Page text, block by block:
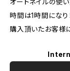
オートネイルの使
時間は1時間になり
購入頂いたお客様